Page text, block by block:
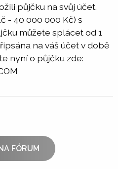
půjčku na svůj účet.
- 40 000 000 Kč) s
můžete splácet od 1
na váš účet v době
nyní o půjčku zde:
FÓRUM